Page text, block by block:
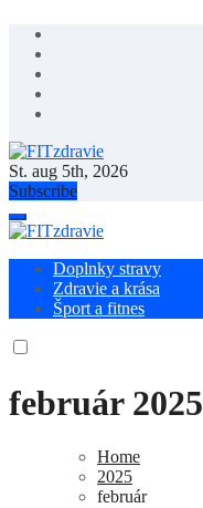
Skip
content
FITzdravie
St. aug 5th, 2026
Subscribe
FITzdravieDoplnky stravy
Zdravie a krása
Šport a fitnes
február 2025
Home
2025
február